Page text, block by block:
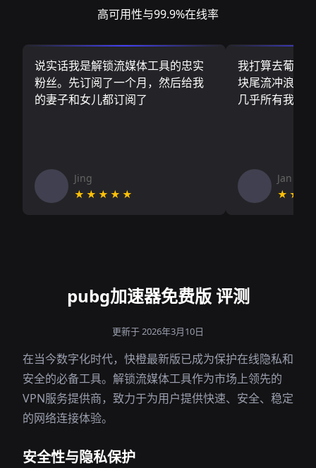
高可用性与99.9%在线率
说实话我是解锁流媒体工具的忠实
粉丝。先订阅了一个月，然后给我
的妻子和女儿都订阅了
Jing
★★★★★
我打算去葡萄
块尾流冲浪板
几乎所有我需
Jan V
pubg加速器免费版 评测
更新于 2026年3月10日
在当今数字化时代，快橙最新版已成为保护在线隐私和
安全的必备工具。解锁流媒体工具作为市场上领先的
VPN服务提供商，致力于为用户提供快速、安全、稳定
的网络连接体验。
安全性与隐私保护